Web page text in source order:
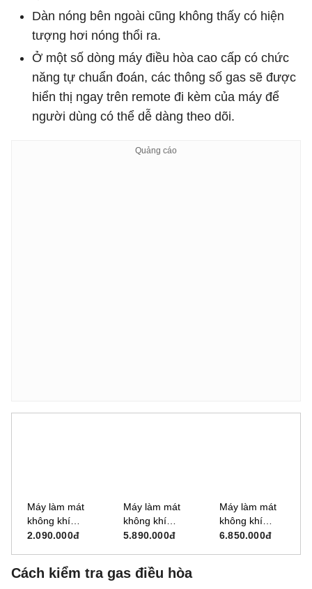
Dàn nóng bên ngoài cũng không thấy có hiện
tượng hơi nóng thổi ra.
Ở một số dòng máy điều hòa cao cấp có chức
năng tự chuẩn đoán, các thông số gas sẽ được
hiển thị ngay trên remote đi kèm của máy để
người dùng có thể dễ dàng theo dõi.
Máy làm mát
không khí
Paveden PAC-
2.090.000đ
Máy làm mát
không khí
Sunhouse
5.890.000đ
Máy làm mát
không khí
Hawinco HSM-
6.850.000đ
Cách kiểm tra gas điều hòa